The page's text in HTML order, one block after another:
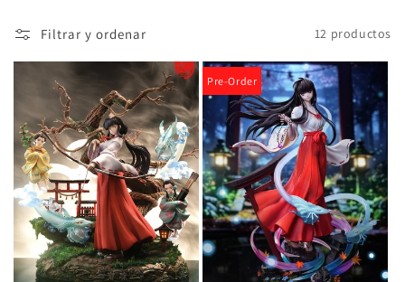
c
c
i
ó
n
:
Filtrar y ordenar 12 productos
Pre-Order